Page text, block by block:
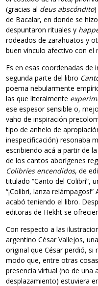
(gracias al deus abscóndito)
de Bacalar, en donde se
despuntaron rituales y
rodeados de zarahuatos y
buen vínculo afectivo con el
Es en esas coordenadas de
segunda parte del libro
poema nebularmente
las que literalmente
ese espesor sensible o,
vaho de inspiración
tipo de anhelo de
inespecificación) resonaba
escribiendo acá a partir de
de los cantos aborígenes
Colibríes encendidos, de
titulado “Canto del Colibrí”,
“¡Colibrí, lanza
acabó teniendo el libro.
editoras de Hekht se
Con respecto a las
argentino César Vallejos,
original que César perdió, si
modo que, entre otras
presencia virtual (no de una
desplazamiento) estuviera